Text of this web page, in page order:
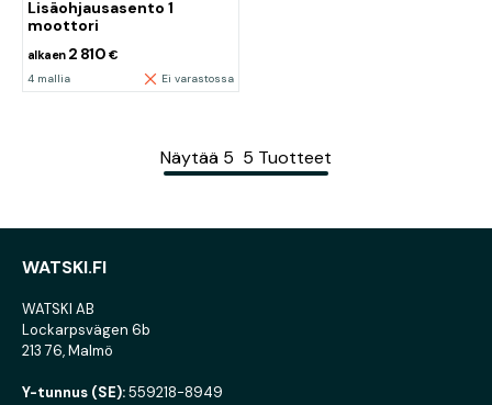
Lisäohjausasento 1
moottori
alkaen 2 810 €
4 mallia Ei varastossa
Näytää 5 5 Tuotteet
WATSKI.FI
WATSKI AB
Lockarpsvägen 6b
213 76, Malmö
Y-tunnus (SE):559218-8949